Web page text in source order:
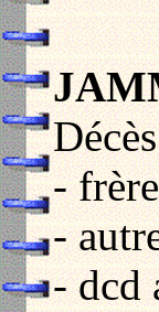
-
-
- dcd